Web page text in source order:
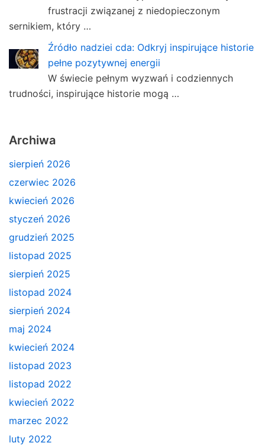
frustracji związanej z niedopieczonym
sernikiem, który …
Źródło nadziei cda: Odkryj inspirujące historie
pełne pozytywnej energii
W świecie pełnym wyzwań i codziennych
trudności, inspirujące historie mogą …
Archiwa
sierpień 2026
czerwiec 2026
kwiecień 2026
styczeń 2026
grudzień 2025
listopad 2025
sierpień 2025
listopad 2024
sierpień 2024
maj 2024
kwiecień 2024
listopad 2023
listopad 2022
kwiecień 2022
marzec 2022
luty 2022